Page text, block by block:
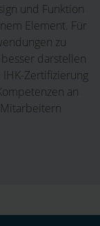
und Funktion
Element. Für
zu
darstellen
Zertifizierung
an